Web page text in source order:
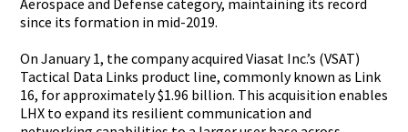
since its formation in mid-2019.
On January 1, the company acquired Viasat Inc.’s (VSAT)
Tactical Data Links product line, commonly known as Link
16, for approximat­ely $1.96 billion. This acquisitio­n enables
LHX to expand its resilient communicat­ion and